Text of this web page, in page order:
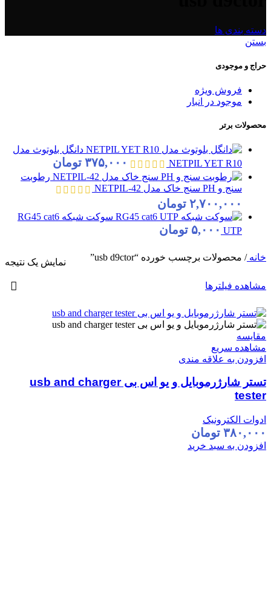
دسته بندی ها
بستن
حراج و موجودی
فروش ویژه
موجود در انبار
محصولات برتر
دانگل بلوتوث مدل
NETPIL YET R10
۳۷۵,۰۰۰ تومان
رطوبت
سنج و PH سنج خاک مدل NETPIL-42
۲,۷۰۰,۰۰۰ تومان
سوکت شبکه RG45 cat6
UTP ۵,۰۰۰ تومان
خانه/ محصولات برچسب خورده “usb d9ctor” نمایش یک نتیجه
مشاهده فیلترها
مقایسه
مشاهده سریع
افزودن به علاقه مندی
تستر شارژرموبایل و یو اس بی usb and charger
tester
ادوات الکترونیک
۳۸۰,۰۰۰ تومان
افزودن به سبد خرید